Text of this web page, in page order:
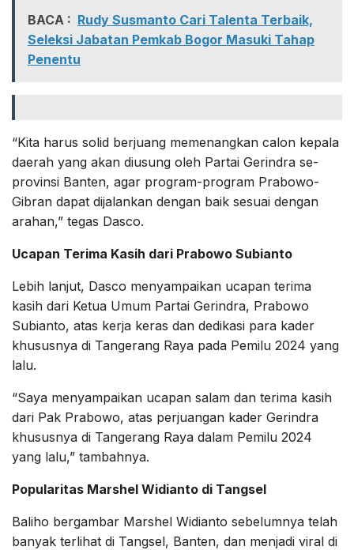
BACA : Rudy Susmanto Cari Talenta Terbaik,
Seleksi Jabatan Pemkab Bogor Masuki Tahap
Penentu
“Kita harus solid berjuang memenangkan calon kepala
daerah yang akan diusung oleh Partai Gerindra se-
provinsi Banten, agar program-program Prabowo-
Gibran dapat dijalankan dengan baik sesuai dengan
arahan,” tegas Dasco.
Ucapan Terima Kasih dari Prabowo Subianto
Lebih lanjut, Dasco menyampaikan ucapan terima
kasih dari Ketua Umum Partai Gerindra, Prabowo
Subianto, atas kerja keras dan dedikasi para kader
khususnya di Tangerang Raya pada Pemilu 2024 yang
lalu.
“Saya menyampaikan ucapan salam dan terima kasih
dari Pak Prabowo, atas perjuangan kader Gerindra
khususnya di Tangerang Raya dalam Pemilu 2024
yang lalu,” tambahnya.
Popularitas Marshel Widianto di Tangsel
Baliho bergambar Marshel Widianto sebelumnya telah
banyak terlihat di Tangsel, Banten, dan menjadi viral di